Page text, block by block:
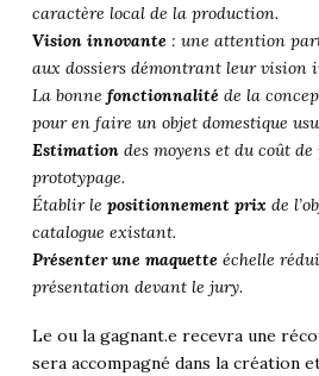
caractère local de la production.
Vision innovante : une attention
aux dossiers démontrant leur vision
La bonne fonctionnalité de la
pour en faire un objet domestique
Estimationdes moyens et du coût
prototypage.
Établir le positionnement prixde
catalogue existant.
Présenter une maquette échelle
présentation devant le jury.
Le ou la gagnant.e recevra une
sera accompagné dans la création